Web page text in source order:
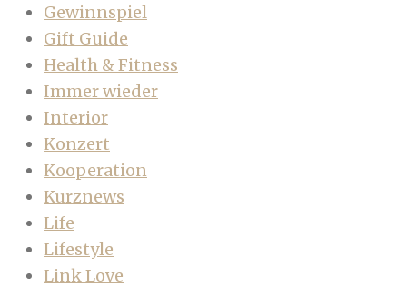
Gewinnspiel
Gift Guide
Health & Fitness
Immer wieder
Interior
Konzert
Kooperation
Kurznews
Life
Lifestyle
Link Love